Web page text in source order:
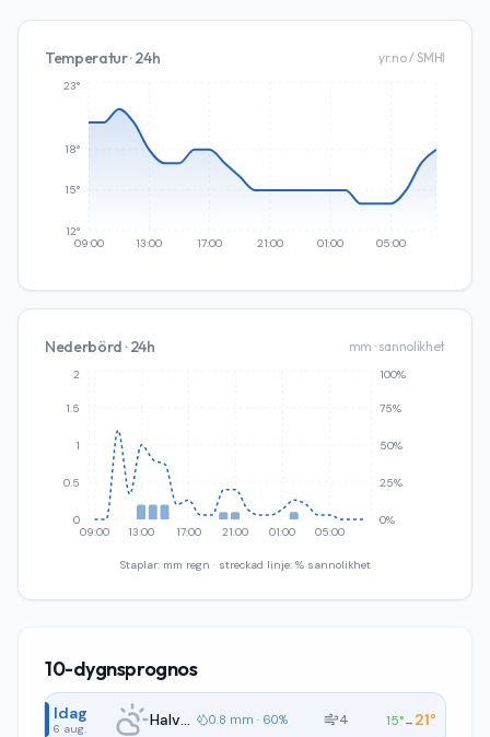
Temperatur · 24h yr.no / SMHI
09:00 13:00 17:00 21:00 01:00 05:00
12°
15°
18°
23°
Nederbörd · 24h mm · sannolikhet
09:00 13:00 17:00 21:00 01:00 05:00
0
0.5
1
1.5
2
0%
25%
50%
75%
100%
Staplar: mm regn · streckad linje: % sannolikhet
10-dygnsprognos
Idag
6 aug. Halvklart 0.8 mm · 60% 4 15°→ 21°